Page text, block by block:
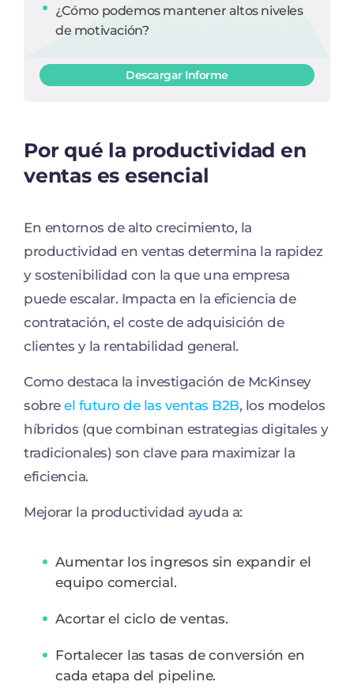
¿Cómo podemos mantener altos niveles
de motivación?
Descargar Informe
Por qué la productividad en
ventas es esencial
En entornos de alto crecimiento, la
productividad en ventas determina la rapidez
y sostenibilidad con la que una empresa
puede escalar. Impacta en la eficiencia de
contratación, el coste de adquisición de
clientes y la rentabilidad general.
Como destaca la investigación de McKinsey
sobre el futuro de las ventas B2B, los modelos
híbridos (que combinan estrategias digitales y
tradicionales) son clave para maximizar la
eficiencia.
Mejorar la productividad ayuda a:
Aumentar los ingresos sin expandir el
equipo comercial.
Acortar el ciclo de ventas.
Fortalecer las tasas de conversión en
cada etapa del pipeline.